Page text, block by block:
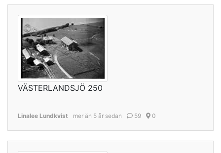
VÄSTERLANDSJÖ 250
Linalee Lundkvist mer än 5 år sedan 59 0